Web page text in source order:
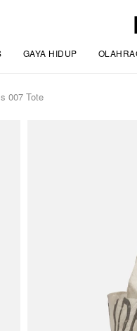
GAYA HIDUP
007 Tote